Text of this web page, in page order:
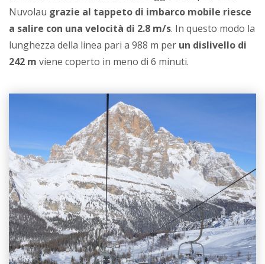
Nuvolau grazie al tappeto di imbarco mobile riesce
a salire con una velocità di 2.8 m/s. In questo modo la
lunghezza della linea pari a 988 m per un dislivello di
242 m viene coperto in meno di 6 minuti.